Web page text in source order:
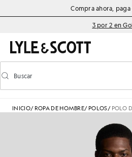
Saltar al contenido principal
Información de accesibilidad
Compra ahora,
3 por 2 en
Activar/desactivar la búsqueda
Buscar
INICIO/ ROPA DE HOMBRE/ POLOS/ POLO